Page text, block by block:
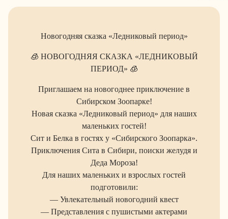
Новогодняя сказка «Ледниковый период»
🧊 НОВОГОДНЯЯ СКАЗКА «ЛЕДНИКОВЫЙ
ПЕРИОД» 🧊
Приглашаем на новогоднее приключение в
Сибирском Зоопарке!
Новая сказка «Ледниковый период» для наших
маленьких гостей!
Сит и Белка в гостях у «Сибирского Зоопарка».
Приключения Сита в Сибири, поиски желудя и
Деда Мороза!
Для наших маленьких и взрослых гостей
подготовили:
— Увлекательный новогодний квест
— Представления с пушистыми актерами